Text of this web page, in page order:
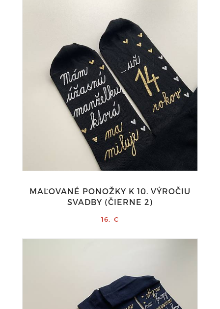
MAĽOVANÉ PONOŽKY K 10. VÝROČIU
SVADBY (ČIERNE 2)
16,-€